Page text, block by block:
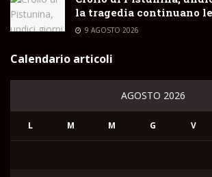
la tragedia continuano
9 AGOSTO 2026
Calendario articoli
AGOSTO 2026
L M M G V